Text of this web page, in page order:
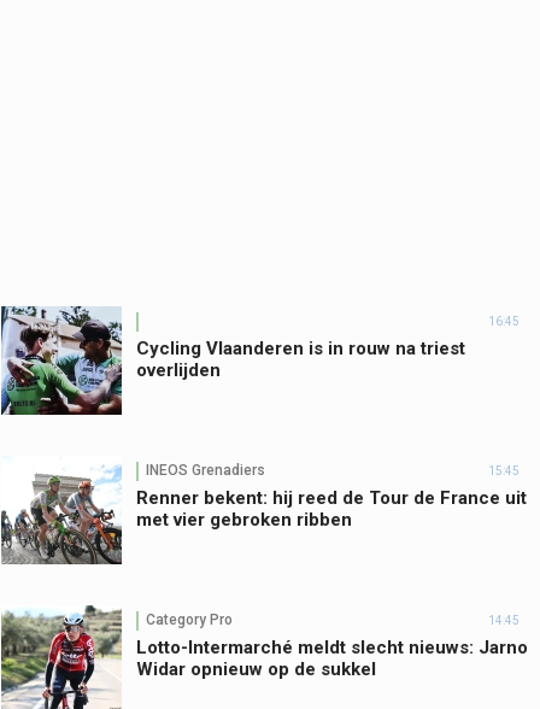
16:45
Cycling Vlaanderen is in rouw na triest
overlijden
INEOS Grenadiers 15:45
Renner bekent: hij reed de Tour de France uit
met vier gebroken ribben
Category Pro 14:45
Lotto-Intermarché meldt slecht nieuws: Jarno
Widar opnieuw op de sukkel